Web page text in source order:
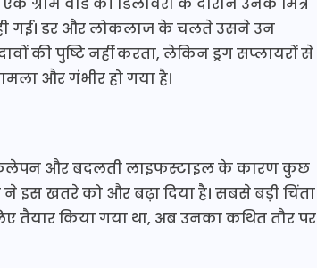
वीड की डिलीवरी के दौरान उनके मित्र
गई। डर और लोकलाज के चलते उसने उन
की पुष्टि नहीं करता, लेकिन ड्रग सप्लायरों से
और गंभीर हो गया है।
अकेलेपन और बदलती लाइफस्टाइल के कारण कुछ
इस खतरे को और बढ़ा दिया है। सबसे बड़ी चिंता
तैयार किया गया था, अब उनका कथित तौर पर